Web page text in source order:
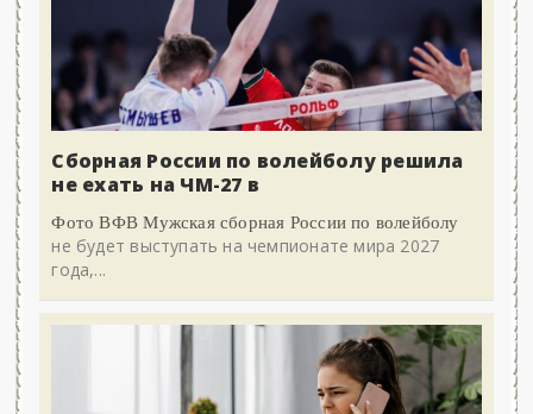
Сборная России по волейболу решила
не ехать на ЧМ-27 в
Фото ВФВ Мужская сборная России по волейболу
не будет выступать на чемпионате мира 2027
года,...